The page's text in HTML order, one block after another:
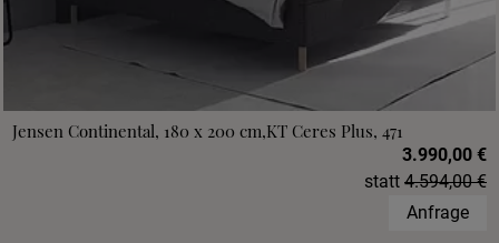
Jensen Continental, 180 x 200 cm,KT Ceres Plus, 471
3.990,00 €
statt 4.594,00 €
Anfrage